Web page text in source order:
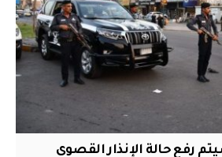
رفع حالة الإنذار القصوى